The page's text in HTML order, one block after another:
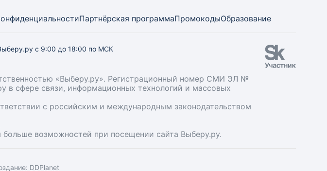
Партнёрская программаПромокодыОбразование
с 9:00 до 18:00 по МСК
«Выберу.ру». Регистрационный номер СМИ ЭЛ №
в сфере связи, информационных технологий и массовых
с российским и международным законодательством
возможностей при посещении сайта Выберу.ру.
DDPlanet